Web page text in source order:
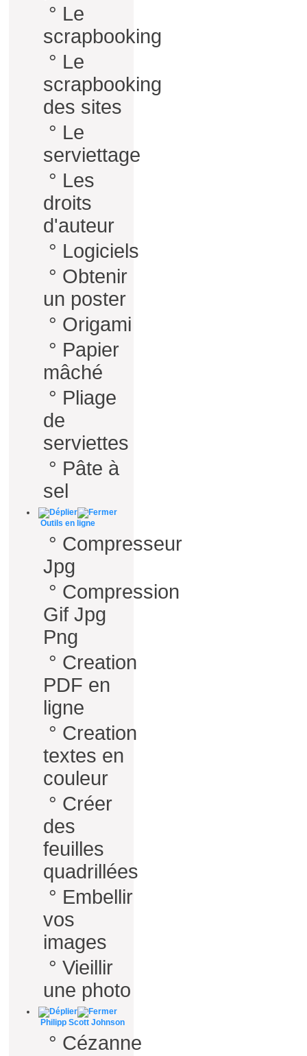
° Le
scrapbooking
° Le
scrapbooking
des sites
° Le
serviettage
° Les
droits
d'auteur
° Logiciels
° Obtenir
un poster
° Origami
° Papier
mâché
° Pliage
de
serviettes
° Pâte à
sel
Outils en ligne
° Compresseur
Jpg
° Compression
Gif Jpg
Png
° Creation
PDF en
ligne
° Creation
textes en
couleur
° Créer
des
feuilles
quadrillées
° Embellir
vos
images
° Vieillir
une photo
Philipp Scott Johnson
° Cézanne